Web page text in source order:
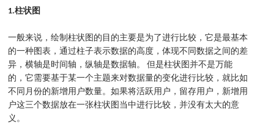
1.柱状图
一般来说，绘制柱状图的目的主要是为了进行比较，它是最基本
的一种图表，通过柱子表示数据的高度，体现不同数据之间的差
异，横轴是时间轴，纵轴是数据轴。 但是柱状图并不是万能
的，它需要基于某一个主题来对数据量的变化进行比较，就比如
不同月份的新增用户数量。如果将活跃用户，留存用户，新增用
户这三个数据放在一张柱状图当中进行比较，并没有太大的意
义。